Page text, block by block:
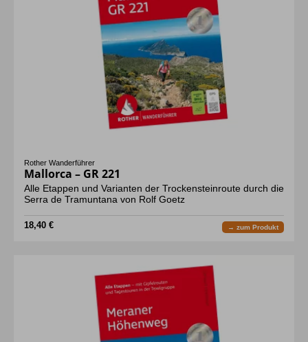
Rother Wanderführer
Mallorca – GR 221
Alle Etappen und Varianten der Trockensteinroute durch die
Serra de Tramuntana von Rolf Goetz
18,40 € → zum Produkt